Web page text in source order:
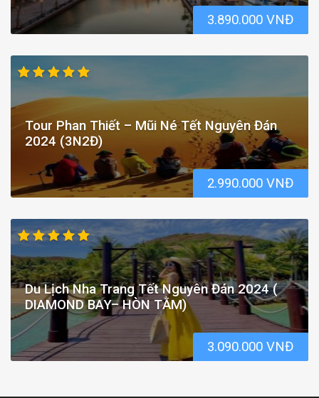
3.890.000 VNĐ
Tour Phan Thiết – Mũi Né Tết Nguyên Đán
2024 (3N2Đ)
2.990.000 VNĐ
Du Lịch Nha Trang Tết Nguyên Đán 2024 (
DIAMOND BAY– HÒN TẰM)
3.090.000 VNĐ